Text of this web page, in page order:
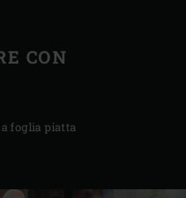
CON
foglia piatta